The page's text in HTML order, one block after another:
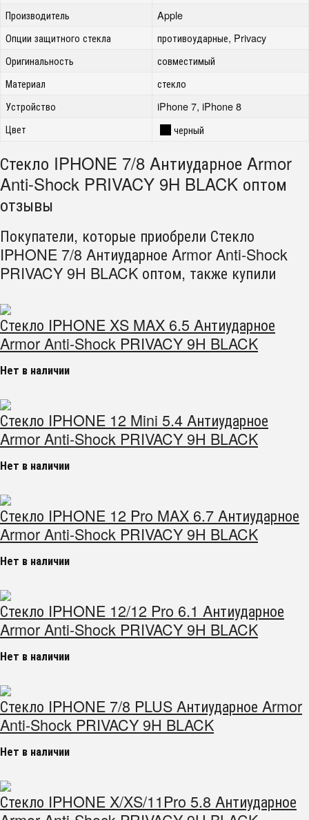
Производитель
Apple
Опции защитного стекла
противоударные, Privacy
Оригинальность
совместимый
Материал
стекло
Устройство
iPhone 7, iPhone 8
Цвет
черный
Стекло IPHONE 7/8 Aнтиударное Armor
Anti-Shock PRIVACY 9H BLACK оптом
отзывы
Покупатели, которые приобрели Стекло
IPHONE 7/8 Aнтиударное Armor Anti-Shock
PRIVACY 9H BLACK оптом, также купили
Стекло IPHONE XS MAX 6.5 Aнтиударное
Armor Anti-Shock PRIVACY 9H BLACK
Нет в наличии
Стекло IPHONE 12 Mini 5.4 Aнтиударное
Armor Anti-Shock PRIVACY 9H BLACK
Нет в наличии
Стекло IPHONE 12 Pro MAX 6.7 Aнтиударное
Armor Anti-Shock PRIVACY 9H BLACK
Нет в наличии
Стекло IPHONE 12/12 Pro 6.1 Aнтиударное
Armor Anti-Shock PRIVACY 9H BLACK
Нет в наличии
Стекло IPHONE 7/8 PLUS Aнтиударное Armor
Anti-Shock PRIVACY 9H BLACK
Нет в наличии
Стекло IPHONE X/XS/11Pro 5.8 Aнтиударное